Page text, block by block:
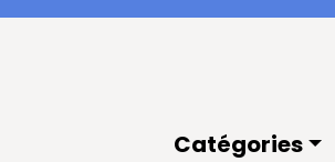
Catégories